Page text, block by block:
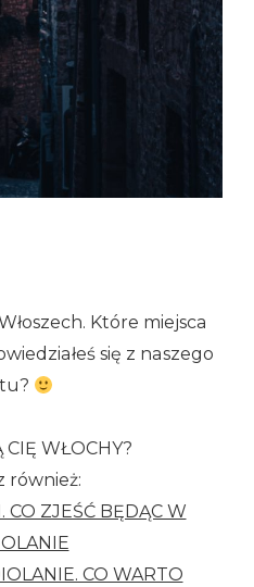
Które miejsca
się z naszego
CIĘ WŁOCHY?
również:
ZJEŚĆ BĘDĄC W
CO WARTO